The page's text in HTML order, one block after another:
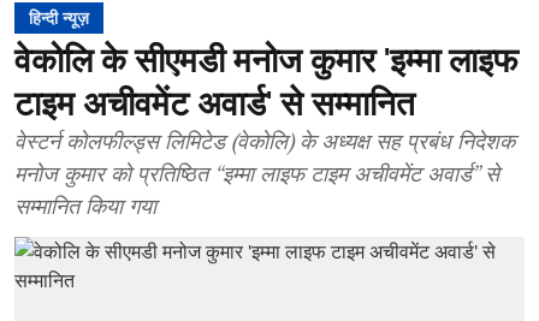
हिन्दी न्यूज़
वेकोलि के सीएमडी मनोज कुमार 'इम्मा लाइफ
टाइम अचीवमेंट अवार्ड' से सम्मानित
वेस्टर्न कोलफील्ड्स लिमिटेड (वेकोलि) के अध्यक्ष सह प्रबंध निदेशक
मनोज कुमार को प्रतिष्ठित “इम्मा लाइफ टाइम अचीवमेंट अवार्ड” से
सम्मानित किया गया